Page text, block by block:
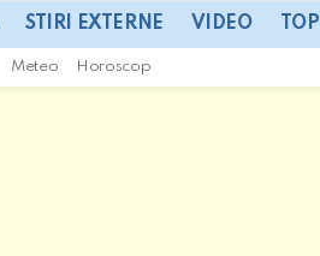
STIRI EXTERNE VIDEO TOP
Meteo Horoscop